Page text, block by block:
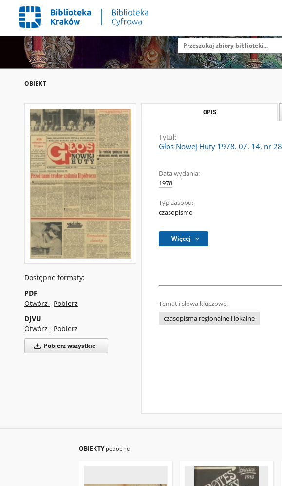
OBIEKT
Dostępne formaty:
PDF
Otwórz
Pobierz
DJVU
Otwórz
Pobierz
Pobierz wszystkie
OPIS
Tytuł:
Głos Nowej Huty 1978. 07. 14, nr 28
Data wydania:
1978
Typ zasobu:
czasopismo
Więcej
Temat i słowa kluczowe:
czasopisma regionalne i lokalne
OBIEKTY podobne